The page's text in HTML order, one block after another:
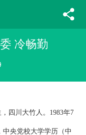
冷畅勤
四川大竹人。1983年7
中央党校大学学历（中